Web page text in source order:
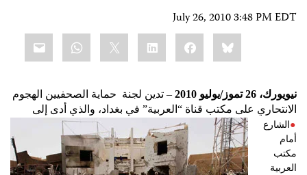
July 26, 2010 3:48 PM EDT
Bluesky
Facebook
LinkedIn
نيويورك، 26 تموز/يوليو 2010 – تدين لجنة حماية الصحفيين الهجوم
الانتحاري على مكتب قناة “العربية” في بغداد، والذي أدى إلى
الشارع
أمام
مكتب
العربية